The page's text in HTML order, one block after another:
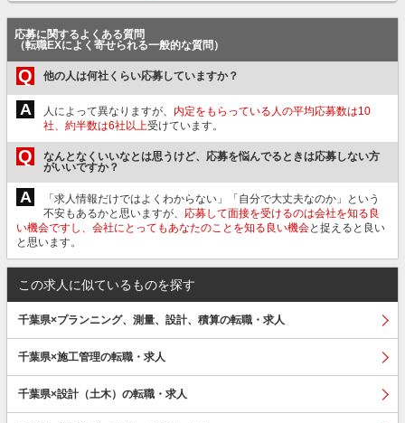
応募に関するよくある質問
（転職EXによく寄せられる一般的な質問）
Q 他の人は何社くらい応募していますか？
A 人によって異なりますが、 内定をもらっている人の平均応募数は10
社、約半数は6社以上受けています。
Q
なんとなくいいなとは思うけど、応募を悩んでるときは応募しない方
がいいですか？
A
「求人情報だけではよくわからない」「自分で大丈夫なのか」という
不安もあるかと思いますが、 応募して面接を受けるのは会社を知る良
い機会ですし、会社にとってもあなたのことを知る良い機会と捉えると良い
と思います。
この求人に似ているものを探す
千葉県×プランニング、測量、設計、積算の転職・求人
千葉県×施工管理の転職・求人
千葉県×設計（土木）の転職・求人